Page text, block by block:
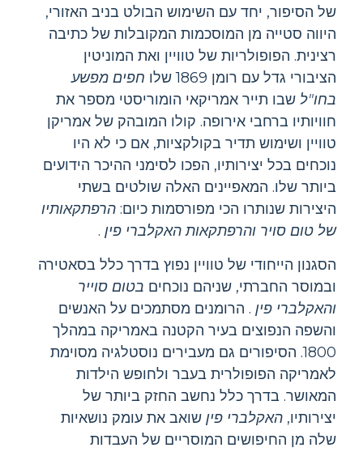
של הסיפור, יחד עם השימוש הבולט בניב האזורי,
היווה סטייה מן המוסכמות המקובלות של כתיבה
רצינית. הפופולריות של טוויין ואת המוניטין
הציבורי גדל עם רומן 1869 שלו
חפים מפשע
בחו"ל שבו תייר אמריקאי הומוריסטי מספר את
חוויותיו ברחבי אירופה. קולו המובהק של אמריקן
טוויין ושימוש תדיר בקולקציות, אם כי לא היו
נוכחים בכל יצירותיו, הפכו לסימני ההיכר הידועים
ביותר שלו. המאפיינים האלה שולטים בשתי
היצירות שנותרו הכי מפורסמות כיום: הרפתקאותיו
של טום סויר והרפתקאות האקלברי פין .
הסגנון הייחודי של טוויין נפוץ בדרך כלל בסאטירה
ובמוסר החברתי, שניהם נוכחים בטום סוייר
והאקלברי פין . הרומנים מסתמכים על האנשים
והשפה הנפוצים בעיר הקטנה באמריקה במהלך
1800. הסיפורים גם מעבירים נוסטלגיה מסוימת
לאמריקה הפופולרית בעבר ולחופש הילדות
המאושר. בדרך כלל נחשב החזק ביותר של
יצירותיו, האקלברי פין שואב את עומק נושאיות
שלה מן החיפושים המוסריים של העבדות